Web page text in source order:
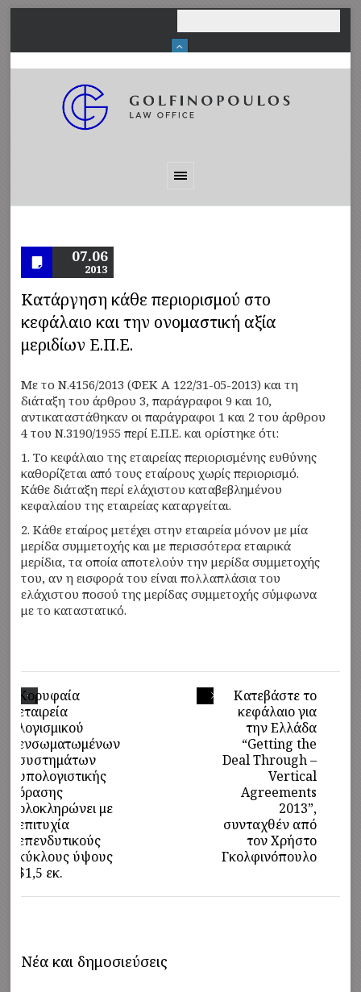
07.06
2013
Κατάργηση κάθε περιορισμού στο
κεφάλαιο και την ονομαστική αξία
μεριδίων Ε.Π.Ε.
Με το N.4156/2013 (ΦΕΚ Α 122/31-05-2013) και τη
διάταξη του άρθρου 3, παράγραφοι 9 και 10,
αντικαταστάθηκαν οι παράγραφοι 1 και 2 του άρθρου
4 του N.3190/1955 περί Ε.Π.Ε. και ορίστηκε ότι:
1. Το κεφάλαιο της εταιρείας περιορισμένης ευθύνης
καθορίζεται από τους εταίρους χωρίς περιορισμό.
Κάθε διάταξη περί ελάχιστου καταβεβλημένου
κεφαλαίου της εταιρείας καταργείται.
2. Κάθε εταίρος μετέχει στην εταιρεία μόνον με μία
μερίδα συμμετοχής και με περισσότερα εταιρικά
μερίδια, τα οποία αποτελούν την μερίδα συμμετοχής
του, αν η εισφορά του είναι πολλαπλάσια του
ελάχιστου ποσού της μερίδας συμμετοχής σύμφωνα
με το καταστατικό.
Κατεβάστε το
κεφάλαιο για
την Ελλάδα
“Getting the
Deal Through –
Vertical
Agreements
2013”,
συνταχθέν από
τον Χρήστο
Γκολφινόπουλο
Κορυφαία
εταιρεία
λογισμικού
ενσωματωμένων
συστημάτων
υπολογιστικής
όρασης
ολοκληρώνει με
επιτυχία
επενδυτικούς
κύκλους ύψους
$1,5 εκ.
Νέα και δημοσιεύσεις